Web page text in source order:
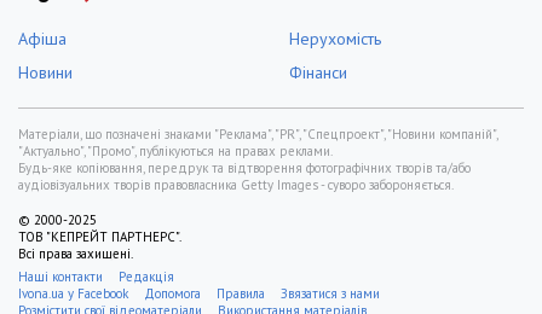
Афіша
Нерухомість
Новини
Фінанси
Матеріали, що позначені знаками "Реклама", "PR", "Спецпроект", "Новини компаній",
"Актуально", "Промо", публікуються на правах реклами.
Будь-яке копіювання, передрук та відтворення фотографічних творів та/або
аудіовізуальних творів правовласника Getty Images - суворо забороняється.
© 2000-2025
ТОВ "КЕПРЕЙТ ПАРТНЕРС".
Всі права захищені.
Наші контакти
Редакція
Ivona.ua у Facebook
Допомога Правила
Звязатися з нами
Розмістити свої відеоматеріали
Використання матеріалів